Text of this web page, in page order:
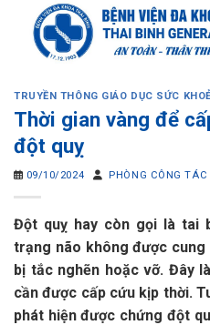
content
TRUYỀN THÔNG GIÁO DỤC SỨC KHOẺ
Thời gian vàng để
đột quỵ
09/10/2024 PHÒNG CÔNG TÁC
Đột quỵ hay còn gọi là tai
trạng não không được cung
bị tắc nghẽn hoặc vỡ. Đây
cần được cấp cứu kịp thời.
phát hiện được chứng đột